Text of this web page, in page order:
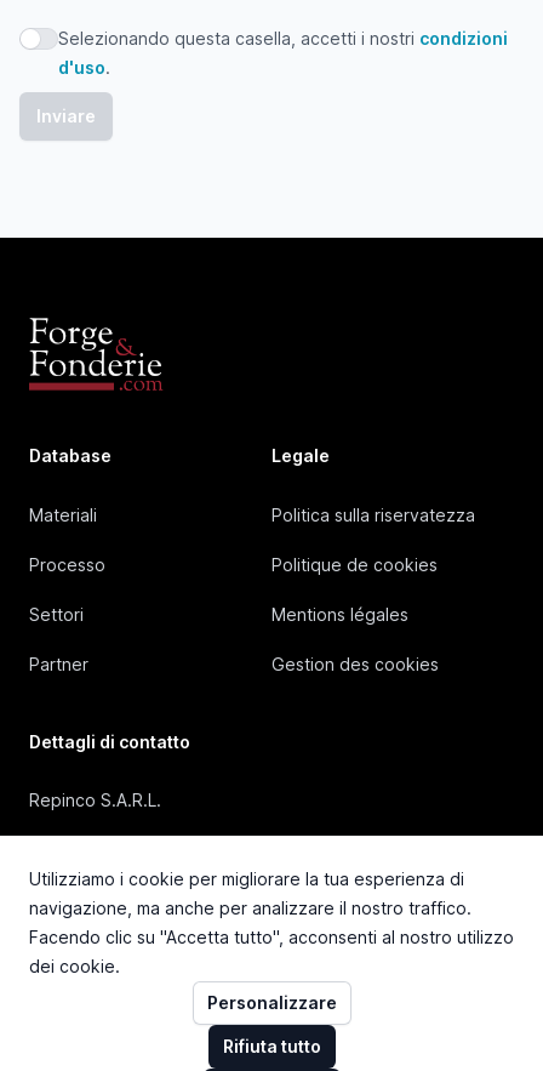
Utilizziamo i cookie per migliorare la tua esperienza di
navigazione, ma anche per analizzare il nostro traffico.
Facendo clic su "Accetta tutto", acconsenti al nostro utilizzo
dei cookie.
Personalizzare
Rifiuta tutto
Selezionando questa casella, accetti i nostri condizioni
Selezionando questa casella, accetti i nostri condizioni
d'uso.
Database
Materiali
Processo
Settori
Partner
Legale
Politica sulla riservatezza
Politique de cookies
Mentions légales
Gestion des cookies
Dettagli di contatto
Repinco S.A.R.L.
+33 4 72 36 87 87
contact@repinco.com